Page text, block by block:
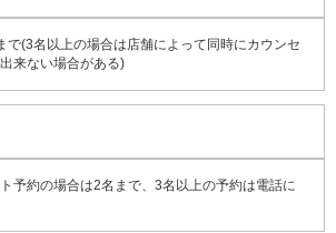
で(3名以上の場合は店舗によって同時にカウンセ
来ない場合がある)
予約の場合は2名まで、3名以上の予約は電話に